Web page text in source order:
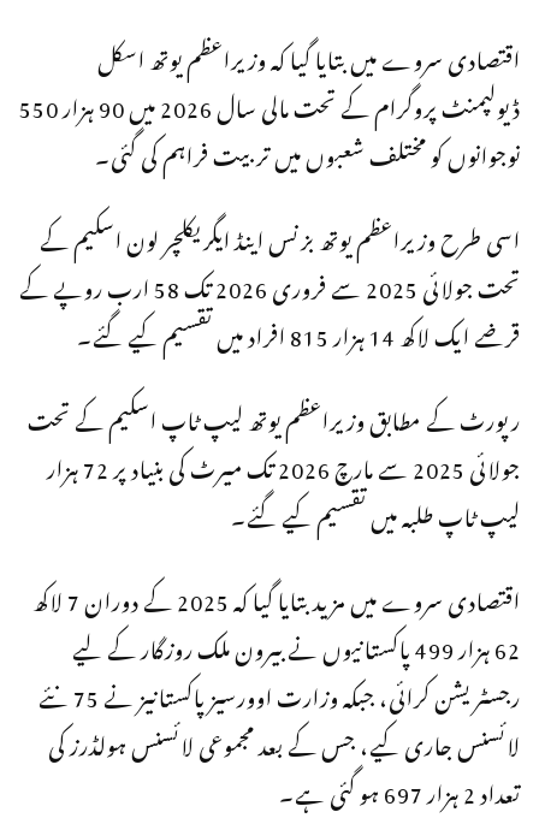
اقتصادی سروے میں بتایا گیا کہ وزیراعظم یوتھ اسکل
ڈیولپمنٹ پروگرام کے تحت مالی سال 2026 میں 90 ہزار 550
نوجوانوں کو مختلف شعبوں میں تربیت فراہم کی گئی۔
اسی طرح وزیراعظم یوتھ بزنس اینڈ ایگریکلچر لون اسکیم کے
تحت جولائی 2025 سے فروری 2026 تک 58 ارب روپے کے
قرضے ایک لاکھ 14 ہزار 815 افراد میں تقسیم کیے گئے۔
رپورٹ کے مطابق وزیراعظم یوتھ لیپ ٹاپ اسکیم کے تحت
جولائی 2025 سے مارچ 2026 تک میرٹ کی بنیاد پر 72 ہزار
لیپ ٹاپ طلبہ میں تقسیم کیے گئے۔
اقتصادی سروے میں مزید بتایا گیا کہ 2025 کے دوران 7 لاکھ
62 ہزار 499 پاکستانیوں نے بیرون ملک روزگار کے لیے
رجسٹریشن کرائی، جبکہ وزارت اوورسیز پاکستانیز نے 75 نئے
لائسنس جاری کیے، جس کے بعد مجموعی لائسنس ہولڈرز کی
تعداد 2 ہزار 697 ہو گئی ہے۔